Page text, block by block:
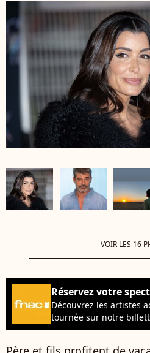
VOIR LES 16
Réservez votre
Découvrez les artistes
tournée sur notre